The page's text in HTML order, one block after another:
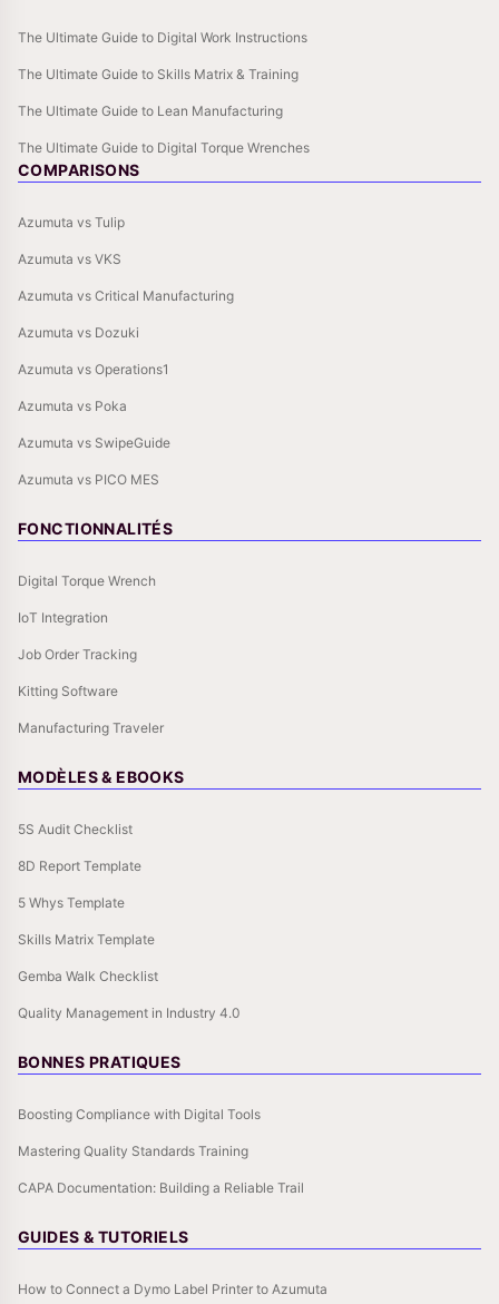
The Ultimate Guide to Digital Work Instructions
The Ultimate Guide to Skills Matrix & Training
The Ultimate Guide to Lean Manufacturing
The Ultimate Guide to Digital Torque Wrenches
COMPARISONS
Azumuta vs Tulip
Azumuta vs VKS
Azumuta vs Critical Manufacturing
Azumuta vs Dozuki
Azumuta vs Operations1
Azumuta vs Poka
Azumuta vs SwipeGuide
Azumuta vs PICO MES
FONCTIONNALITÉS
Digital Torque Wrench
IoT Integration
Job Order Tracking
Kitting Software
Manufacturing Traveler
MODÈLES & EBOOKS
5S Audit Checklist
8D Report Template
5 Whys Template
Skills Matrix Template
Gemba Walk Checklist
Quality Management in Industry 4.0
BONNES PRATIQUES
Boosting Compliance with Digital Tools
Mastering Quality Standards Training
CAPA Documentation: Building a Reliable Trail
GUIDES & TUTORIELS
How to Connect a Dymo Label Printer to Azumuta